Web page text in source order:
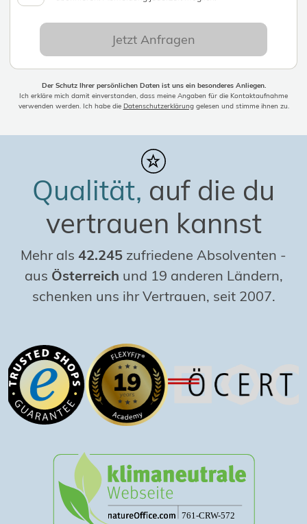
Jetzt Anfragen
Der Schutz Ihrer persönlichen Daten ist uns ein besonderes Anliegen.
Ich erkläre mich damit einverstanden, dass meine Angaben für die Kontaktaufnahme
verwenden werden. Ich habe die Datenschutzerklärunggelesen und stimme ihnen zu.
Qualität, auf die du
vertrauen kannst
Mehr als 42.245 zufriedene Absolventen -
aus Österreich und 19 anderen Ländern,
schenken uns ihr Vertrauen, seit 2007.